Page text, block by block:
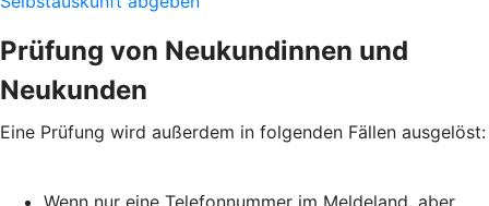
Prüfung von Neukundinnen und
Neukunden
Eine Prüfung wird außerdem in folgenden Fällen ausgelöst:
Wenn nur eine Telefonnummer im Meldeland, aber